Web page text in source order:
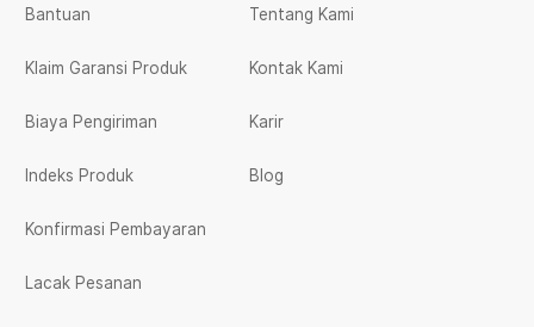
Bantuan
Klaim Garansi Produk
Biaya Pengiriman
Indeks Produk
Konfirmasi Pembayaran
Lacak Pesanan
Tentang Kami
Kontak Kami
Karir
Blog